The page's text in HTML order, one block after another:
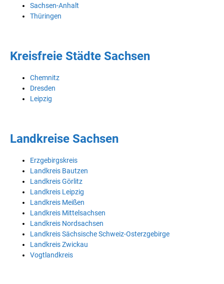
Sachsen-Anhalt
Thüringen
Kreisfreie Städte Sachsen
Chemnitz
Dresden
Leipzig
Landkreise Sachsen
Erzgebirgskreis
Landkreis Bautzen
Landkreis Görlitz
Landkreis Leipzig
Landkreis Meißen
Landkreis Mittelsachsen
Landkreis Nordsachsen
Landkreis Sächsische Schweiz-Osterzgebirge
Landkreis Zwickau
Vogtlandkreis